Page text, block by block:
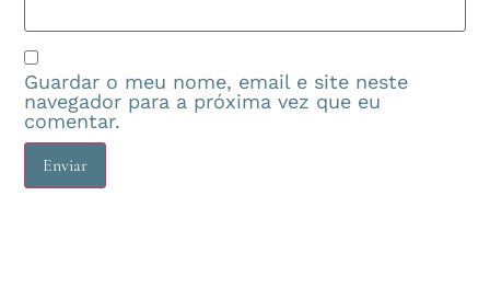
Guardar o meu nome, email e site neste
navegador para a próxima vez que eu
comentar.